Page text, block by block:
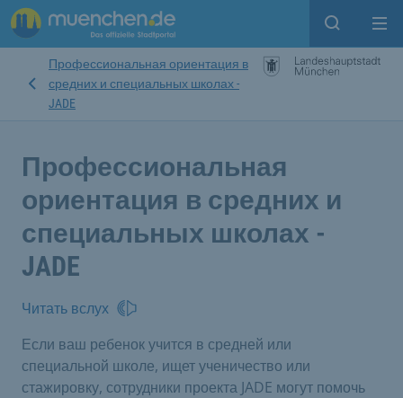
Open
Профессиональная ориентация в
средних и специальных школах -
JADE
Профессиональная
ориентация в средних и
специальных школах -
JADE
Читать вслух
Если ваш ребенок учится в средней или
специальной школе, ищет ученичество или
стажировку, сотрудники проекта JADE могут помочь